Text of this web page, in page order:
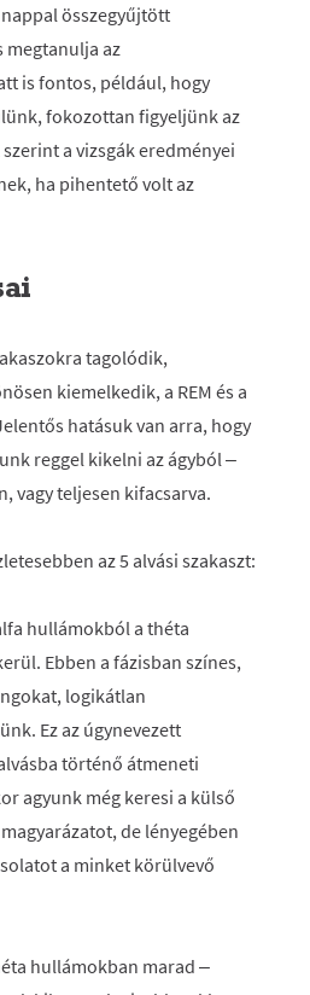
összegyűjtött
az
is fontos, például, hogy
fokozottan figyeljünk az
a vizsgák eredményei
ha pihentető volt az
tagolódik,
kiemelkedik, a REM és a
hatásuk van arra, hogy
reggel kikelni az ágyból –
vagy teljesen kifacsarva.
az 5 alvási szakaszt:
hullámokból a théta
Ebben a fázisban színes,
logikátlan
Ez az úgynevezett
történő átmeneti
agyunk még keresi a külső
de lényegében
a minket körülvevő
hullámokban marad –